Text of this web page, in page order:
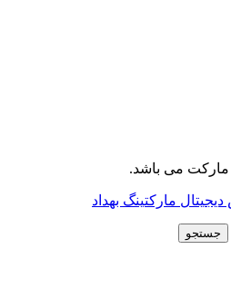
می باشد.
دیجیتال مارکتینگ بهداد
جستجو